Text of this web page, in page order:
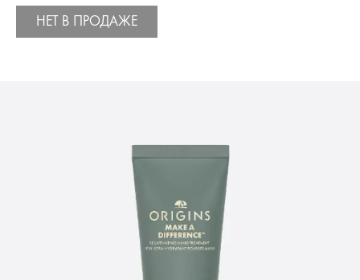
НЕТ В ПРОДАЖЕ